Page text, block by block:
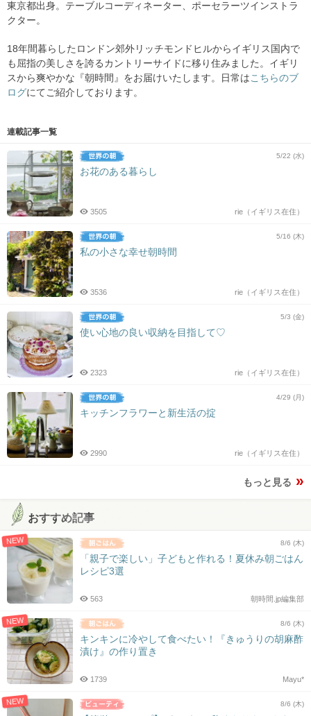
東京都出身。テーブルコーディネーター、ポーセラーツインストラ
クター。
18年間暮らしたロンドン郊外リッチモンドヒルからイギリス国内で
も屈指の美しさを誇るカントリーサイドに移り住みました。イギリ
スから爽やかな『朝時間』をお届けいたします。日常はこちらのブ
ログにてご紹介しております。
連載記事一覧
5/22 (水)
お花のある暮らし
rie（イギリス在住）
3505
5/16 (木)
私の小さな幸せ朝時間
rie（イギリス在住）
3536
5/3 (金)
使い心地の良い収納を目指して♡
rie（イギリス在住）
2323
4/29 (月)
キッチンフラワーと新生活の掟
rie（イギリス在住）
2990
もっと見る
おすすめ記事
NEW 8/6 (木)
「親子で楽しい」子どもと作れる！夏休み朝ごはん
レシピ3選
朝時間.jp編集部
563
NEW 8/6 (木)
キンキンに冷やして食べたい！『きゅうりの胡麻酢
漬け』の作り置き
Mayu*
1739
NEW 8/6 (木)